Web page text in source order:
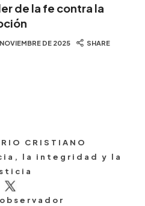
de la fe contra la
DE 2025
SHARE
CRISTIANO
la integridad y la